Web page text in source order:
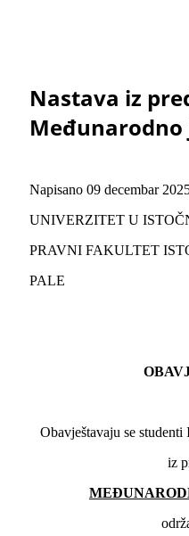
Nastava iz
Napisano 09 decembar
UNIVERZITET U
PRAVNI FAKULTET
PALE
Obavještavaju se studenti
iz